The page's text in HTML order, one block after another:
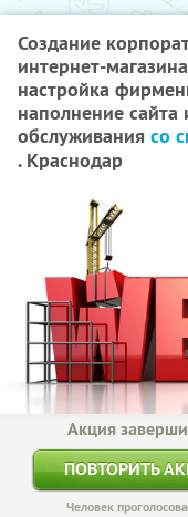
Создание
интернет-
настройка
наполнение
обслуживания со
. Краснодар
Акция
ПОВТОРИТЬ
Человек